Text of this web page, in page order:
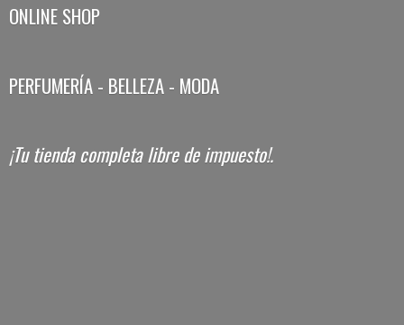
ONLINE SHOP
PERFUMERÍA - BELLEZA - MODA
¡Tu tienda completa librede impuesto!.